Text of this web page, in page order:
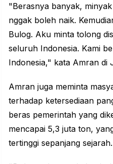
"Berasnya banyak,
nggak boleh naik.
Bulog. Aku minta tolong
seluruh Indonesia. Kami
Indonesia," kata Amran di
Amran juga meminta
terhadap ketersediaan
beras pemerintah yang
mencapai 5,3 juta ton,
tertinggi sepanjang sejarah.